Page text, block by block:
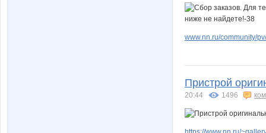
www.nn.ru/community/
Пристрой
20:44 1496